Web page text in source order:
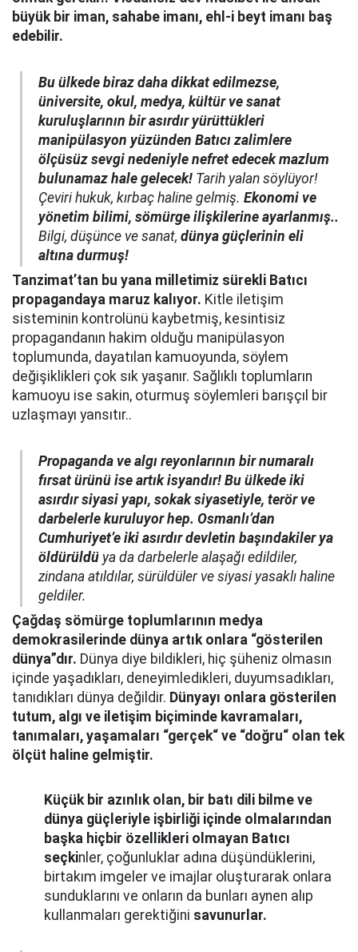
büyük bir iman, sahabe imanı, ehl-i beyt imanı baş
edebilir.
Bu ülkede biraz daha dikkat edilmezse,
üniversite, okul, medya, kültür ve sanat
kuruluşlarının bir asırdır yürüttükleri
manipülasyon yüzünden Batıcı zalimlere
ölçüsüz sevgi nedeniyle nefret edecek mazlum
bulunamaz hale gelecek! Tarih yalan söylüyor!
Çeviri hukuk, kırbaç haline gelmiş. Ekonomi ve
yönetim bilimi, sömürge ilişkilerine ayarlanmış..
Bilgi, düşünce ve sanat, dünya güçlerinin eli
altına durmuş!
Tanzimat’tan bu yana milletimiz sürekli Batıcı
propagandaya maruz kalıyor. Kitle iletişim
sisteminin kontrolünü kaybetmiş, kesintisiz
propagandanın hakim olduğu manipülasyon
toplumunda, dayatılan kamuoyunda, söylem
değişiklikleri çok sık yaşanır. Sağlıklı toplumların
kamuoyu ise sakin, oturmuş söylemleri barışçıl bir
uzlaşmayı yansıtır..
Propaganda ve algı reyonlarının bir numaralı
fırsat ürünü ise artık isyandır! Bu ülkede iki
asırdır siyasi yapı, sokak siyasetiyle, terör ve
darbelerle kuruluyor hep. Osmanlı’dan
Cumhuriyet’e iki asırdır devletin başındakiler ya
öldürüldü ya da darbelerle alaşağı edildiler,
zindana atıldılar, sürüldüler ve siyasi yasaklı haline
geldiler.
Çağdaş sömürge toplumlarının medya
demokrasilerinde dünya artık onlara “gösterilen
dünya”dır. Dünya diye bildikleri, hiç şüheniz olmasın
içinde yaşadıkları, deneyimledikleri, duyumsadıkları,
tanıdıkları dünya değildir. Dünyayı onlara gösterilen
tutum, algı ve iletişim biçiminde kavramaları,
tanımaları, yaşamaları “gerçek“ ve “doğru“ olan tek
ölçüt haline gelmiştir.
Küçük bir azınlık olan, bir batı dili bilme ve
dünya güçleriyle işbirliği içinde olmalarından
başka hiçbir özellikleri olmayan Batıcı
seçkinler, çoğunluklar adına düşündüklerini,
birtakım imgeler ve imajlar oluşturarak onlara
sunduklarını ve onların da bunları aynen alıp
kullanmaları gerektiğini savunurlar.